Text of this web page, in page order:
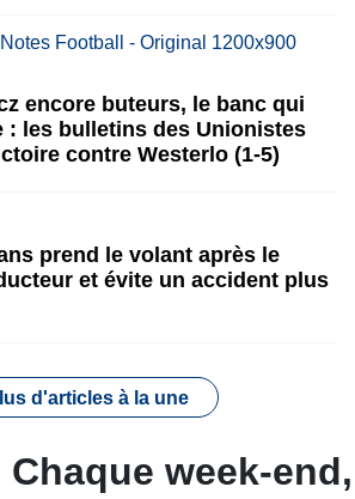
encore buteurs, le banc qui
: les bulletins des Unionistes
contre Westerlo (1-5)
prend le volant après le
et évite un accident plus
d'articles à la une
Chaque week-end,